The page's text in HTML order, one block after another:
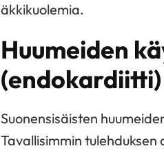
äkkikuolemia.
Huumeiden
(endokardiitti)
Suonensisäisten
Tavallisimmin